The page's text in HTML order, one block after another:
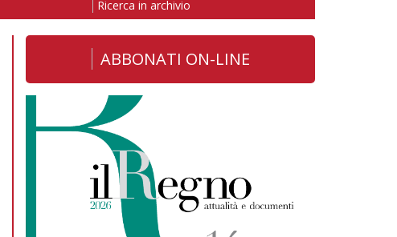
Ricerca in archivio
ABBONATI ON-LINE